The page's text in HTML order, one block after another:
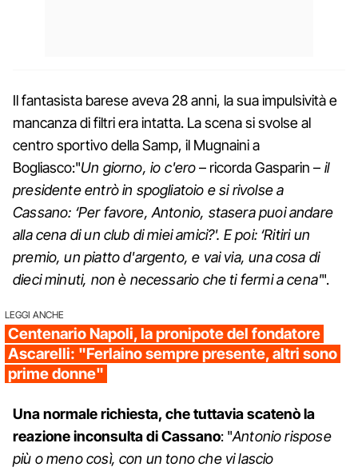
Il fantasista barese aveva 28 anni, la sua impulsività e
mancanza di filtri era intatta. La scena si svolse al
centro sportivo della Samp, il Mugnaini a
Bogliasco:"Un giorno, io c'ero– ricorda Gasparin – il
presidente entrò in spogliatoio e si rivolse a
Cassano: ‘Per favore, Antonio, stasera puoi andare
alla cena di un club di miei amici?'. E poi: ‘Ritiri un
premio, un piatto d'argento, e vai via, una cosa di
dieci minuti, non è necessario che ti fermi a cena'".
LEGGI ANCHE
Centenario Napoli, la pronipote del fondatore
Ascarelli: "Ferlaino sempre presente, altri sono
prime donne"
Una normale richiesta, che tuttavia scatenò la
reazione inconsulta di Cassano: "Antonio rispose
più o meno così, con un tono che vi lascio